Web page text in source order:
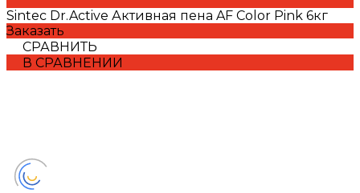
Sintec Dr.Active Активная пена AF Color Pink 6кг
Заказать
СРАВНИТЬ
В СРАВНЕНИИ